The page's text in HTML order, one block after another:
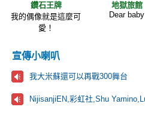
鑽石王牌
我的偶像就是這麼可
愛！
地獄旅館
Dear baby
宣傳小喇叭
我大米蘇還可以再戰300舞台